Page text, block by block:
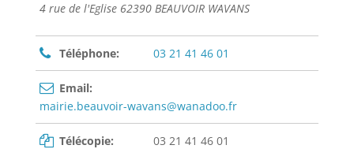
4 rue de l'Eglise 62390 BEAUVOIR WAVANS
Téléphone: 03 21 41 46 01
Email:
mairie.beauvoir-wavans@wanadoo.fr
Télécopie: 03 21 41 46 01